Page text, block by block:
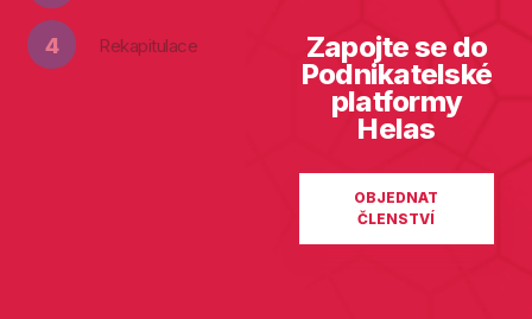
4 Rekapitulace Zapojte se do
Podnikatelské
platformy
Helas
OBJEDNAT
ČLENSTVÍ